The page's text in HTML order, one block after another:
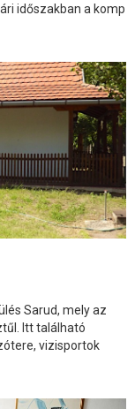
időszakban a komp
Sarud, mely az
Itt található
vizisportok